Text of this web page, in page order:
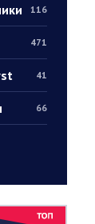
116
471
41
66